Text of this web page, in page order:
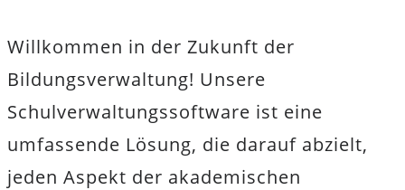
Willkommen in der Zukunft der
Bildungsverwaltung! Unsere
Schulverwaltungssoftware ist eine
umfassende Lösung, die darauf abzielt,
jeden Aspekt der akademischen